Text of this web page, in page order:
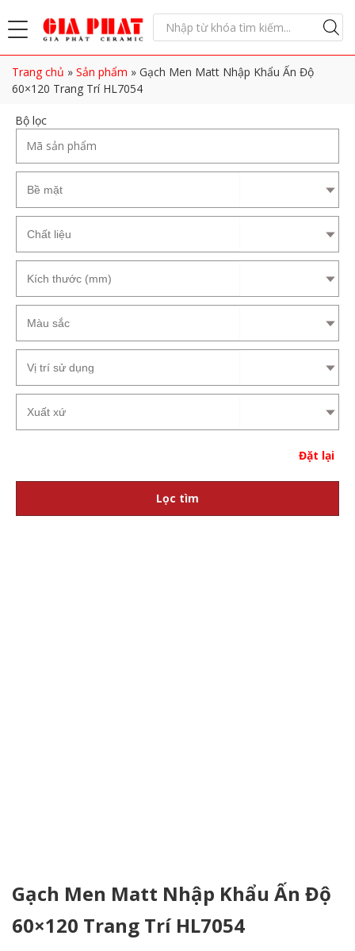
Trang chủ » Sản phẩm » Gạch Men Matt Nhập Khẩu Ấn Độ
60×120 Trang Trí HL7054
Bộ lọc
Đặt lại
Lọc tìm
Gạch Men Matt Nhập Khẩu Ấn Độ
60×120 Trang Trí HL7054